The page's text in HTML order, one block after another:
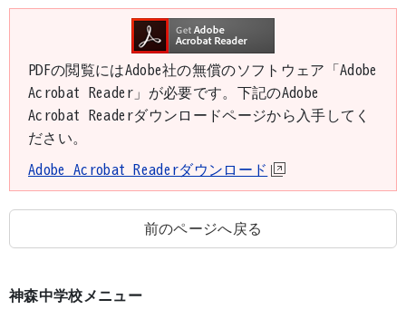
PDFの閲覧にはAdobe社の無償のソフトウェア「Adobe
Acrobat Reader」が必要です。下記のAdobe
Acrobat Readerダウンロードページから入手してく
ださい。
Adobe Acrobat Readerダウンロード
前のページへ戻る
神森中学校メニュー